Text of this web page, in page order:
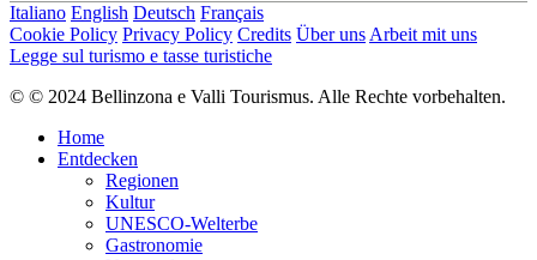
Italiano English Deutsch Français
Cookie Policy Privacy Policy Credits Über uns Arbeit mit uns
Legge sul turismo e tasse turistiche
© © 2024 Bellinzona e Valli Tourismus. Alle Rechte vorbehalten.
Home
Entdecken
Regionen
Kultur
UNESCO-Welterbe
Gastronomie